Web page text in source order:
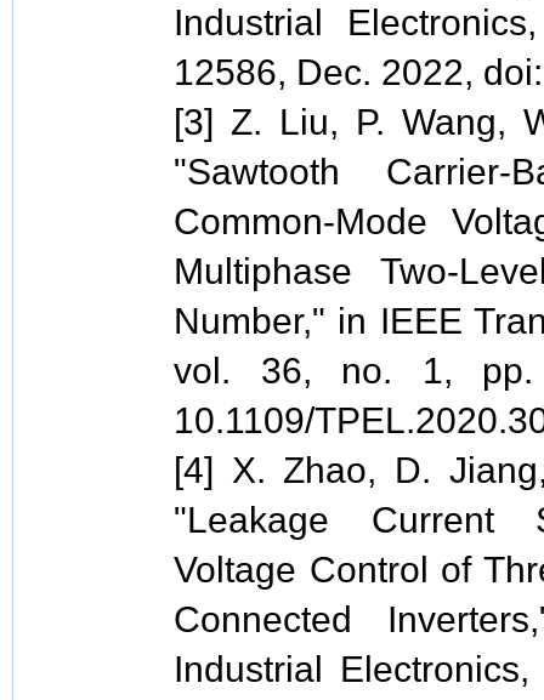
Industrial
12586, Dec. 2022,
[3] Z. Liu, P. Wang,
"Sawtooth
Common-Mode
Multiphase Two-
Number," in IEEE
vol. 36, no. 1, pp.
10.1109/
[4] X. Zhao, D.
"Leakage Current
Voltage Control of
Connected
Industrial